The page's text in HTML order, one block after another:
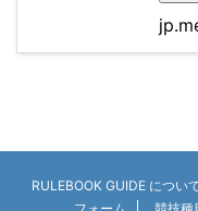
RULEBOOK GUIDE につい